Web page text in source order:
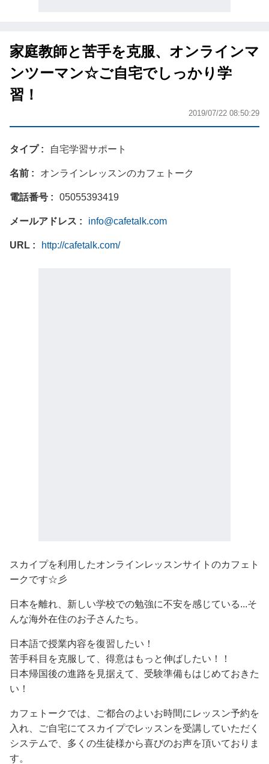
家庭教師と苦手を克服、オンラインマ
ンツーマン☆ご自宅でしっかり学
習！
2019/07/22 08:50:29
タイプ 自宅学習サポート
名前 オンラインレッスンのカフェトーク
電話番号 05055393419
メールアドレス info@cafetalk.com
URL http://cafetalk.com/
スカイプを利用したオンラインレッスンサイトのカフェト
ークです☆彡
日本を離れ、新しい学校での勉強に不安を感じている...そ
んな海外在住のお子さんたち。
日本語で授業内容を復習したい！
苦手科目を克服して、得意はもっと伸ばしたい！！
日本帰国後の進路を見据えて、受験準備もはじめておきた
い！
カフェトークでは、ご都合のよいお時間にレッスン予約を
入れ、ご自宅にてスカイプでレッスンを受講していただく
システムで、多くの生徒様から喜びのお声を頂いておりま
す。